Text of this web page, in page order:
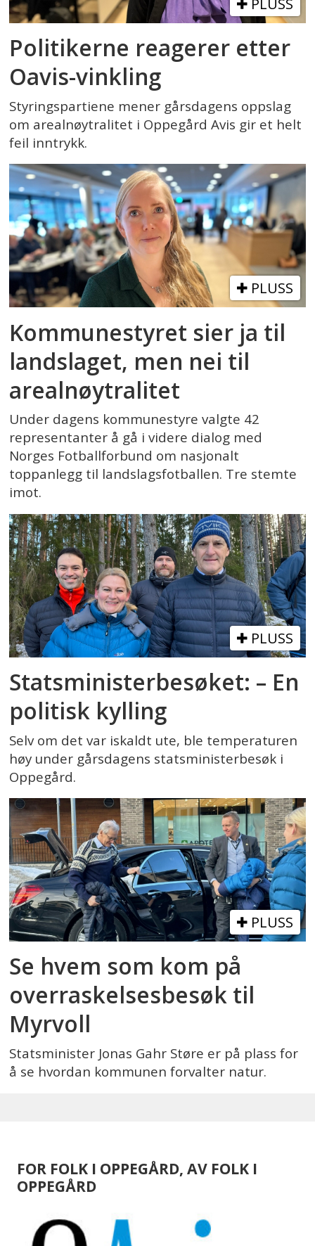
Politikerne reagerer etter
Oavis-vinkling
Styringspartiene mener gårsdagens oppslag
om arealnøytralitet i Oppegård Avis gir et helt
feil inntrykk.
PLUSS
Kommunestyret sier ja til
landslaget, men nei til
arealnøytralitet
Under dagens kommunestyre valgte 42
representanter å gå i videre dialog med
Norges Fotballforbund om nasjonalt
toppanlegg til landslagsfotballen. Tre stemte
imot.
PLUSS
Statsministerbesøket: – En
politisk kylling
Selv om det var iskaldt ute, ble temperaturen
høy under gårsdagens statsministerbesøk i
Oppegård.
PLUSS
Se hvem som kom på
overraskelsesbesøk til
Myrvoll
Statsminister Jonas Gahr Støre er på plass for
å se hvordan kommunen forvalter natur.
FOR FOLK I OPPEGÅRD, AV FOLK I
OPPEGÅRD